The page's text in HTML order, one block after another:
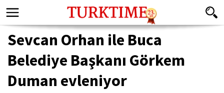
Sevcan Orhan ile Buca
Belediye Başkanı Görkem
Duman evleniyor